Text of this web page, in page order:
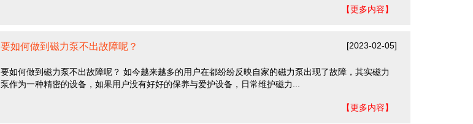
【更多内容】
要如何做到磁力泵不出故障呢？ [2023-02-05]
要如何做到磁力泵不出故障呢？ 如今越来越多的用户在都纷纷反映自家的磁力泵出现了故障，其实磁力
泵作为一种精密的设备，如果用户没有好好的保养与爱护设备，日常维护磁力...
【更多内容】